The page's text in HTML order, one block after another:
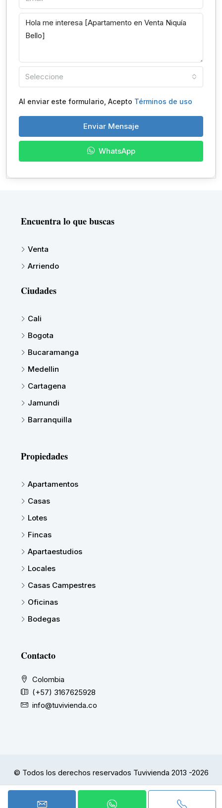
Seleccione
Al enviar este formulario, Acepto Términos de uso
Enviar Mensaje
WhatsApp
Encuentra lo que buscas
Venta
Arriendo
Ciudades
Cali
Bogota
Bucaramanga
Medellin
Cartagena
Jamundi
Barranquilla
Propiedades
Apartamentos
Casas
Lotes
Fincas
Apartaestudios
Locales
Casas Campestres
Oficinas
Bodegas
Contacto
Colombia
(+57) 3167625928
info@tuvivienda.co
© Todos los derechos reservados Tuvivienda 2013 -2026